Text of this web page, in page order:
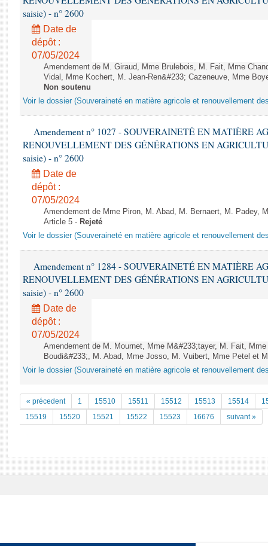
saisie) - n° 2600
Date de
dépôt :
07/05/2024
Amendement de M. Giraud, Mme Brulebois, M. Fait, Mme
Vidal, Mme Kochert, M. Jean-Ren&#233; Cazeneuve, Mme
Non soutenu
Voir le dossier (Souveraineté en matière agricole et renouvellement
Amendement n° 1027 - SOUVERAINETÉ EN MATIÈRE
RENOUVELLEMENT DES GÉNÉRATIONS EN
saisie) - n° 2600
Date de
dépôt :
07/05/2024
Amendement de Mme Piron, M. Abad, M. Bernaert, M. Padey,
Article 5 - Rejeté
Voir le dossier (Souveraineté en matière agricole et renouvellement
Amendement n° 1284 - SOUVERAINETÉ EN MATIÈRE
RENOUVELLEMENT DES GÉNÉRATIONS EN
saisie) - n° 2600
Date de
dépôt :
07/05/2024
Amendement de M. Mournet, Mme M&#233;tayer, M. Fait,
Boudi&#233;, M. Abad, Mme Josso, M. Vuibert, Mme Petel et
Voir le dossier (Souveraineté en matière agricole et renouvellement
« précedent 1 15510 15511 15512 15513 15514
15519
15520 15521 15522 15523 16676 suivant »